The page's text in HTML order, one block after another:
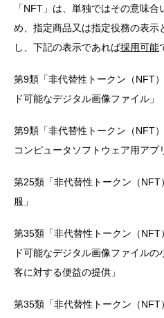
「NFT」は、単独ではその意味
め、指定商品又は指定役務の表
し、下記の表示であれば採用可能
第9類「非代替性トークン（NFT
ド可能なデジタル画像ファイル」
第9類「非代替性トークン（NFT
コンピュータソフトウェア用アプ
第25類「非代替性トークン（
服」
第35類「非代替性トークン（
ド可能なデジタル画像ファイル
客に対する便益の提供」
第35類「非代替性トークン（